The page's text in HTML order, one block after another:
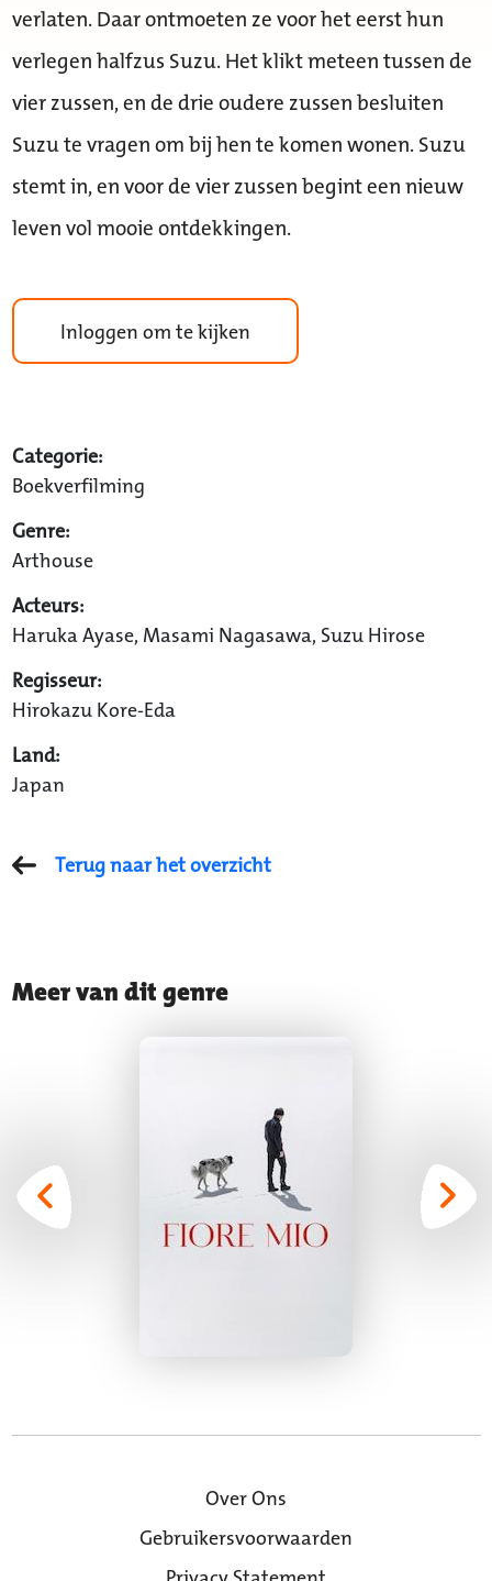
verlaten. Daar ontmoeten ze voor het eerst hun
verlegen halfzus Suzu. Het klikt meteen tussen de
vier zussen, en de drie oudere zussen besluiten
Suzu te vragen om bij hen te komen wonen. Suzu
stemt in, en voor de vier zussen begint een nieuw
leven vol mooie ontdekkingen.
Inloggen om te kijken
Categorie:
Boekverfilming
Genre:
Arthouse
Acteurs:
Haruka Ayase, Masami Nagasawa, Suzu Hirose
Regisseur:
Hirokazu Kore-Eda
Land:
Japan
Terug naar het overzicht
Meer van dit genre
Over Ons
Gebruikersvoorwaarden